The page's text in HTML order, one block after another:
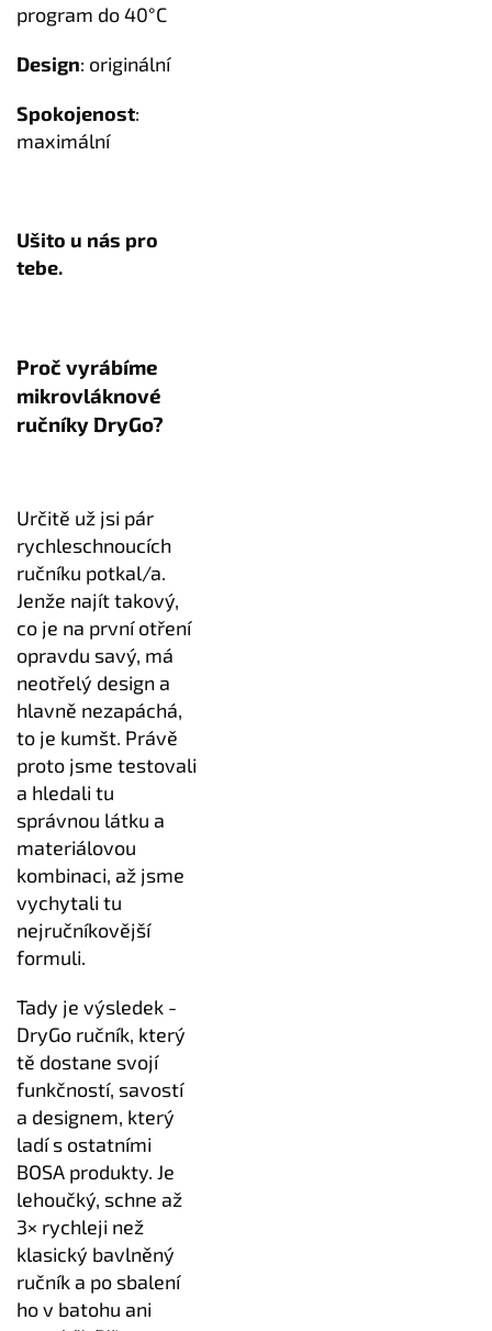
program do 40°C
Design: originální
Spokojenost:
maximální
Ušito u nás pro
tebe.
Proč vyrábíme
mikrovláknové
ručníky DryGo?
Určitě už jsi pár
rychleschnoucích
ručníku potkal/a.
Jenže najít takový,
co je na první otření
opravdu savý, má
neotřelý design a
hlavně nezapáchá,
to je kumšt. Právě
proto jsme testovali
a hledali tu
správnou látku a
materiálovou
kombinaci, až jsme
vychytali tu
nejručníkovější
formuli.
Tady je výsledek -
DryGo ručník, který
tě dostane svojí
funkčností, savostí
a designem, který
ladí s ostatními
BOSA produkty. Je
lehoučký, schne až
3× rychleji než
klasický bavlněný
ručník a po sbalení
ho v batohu ani